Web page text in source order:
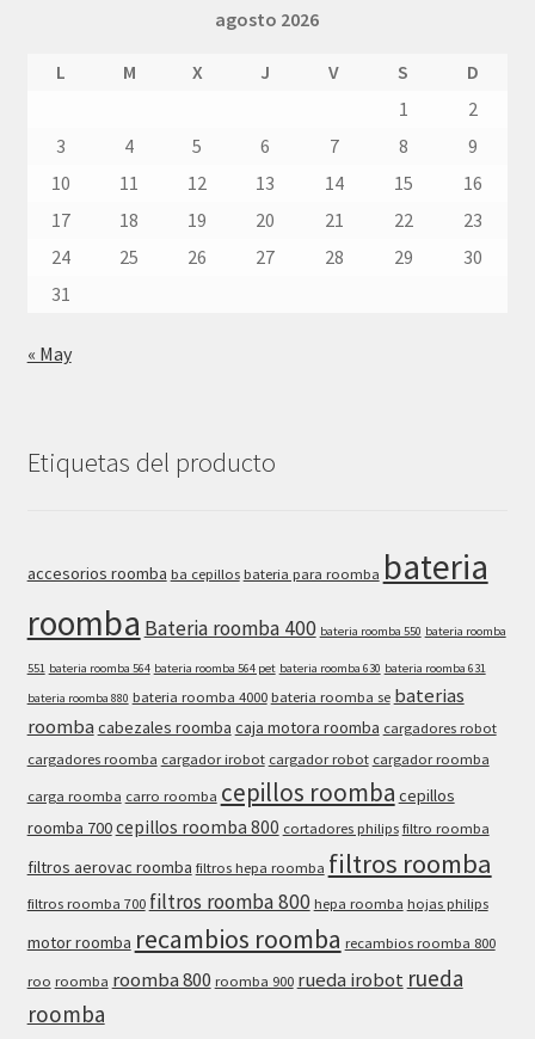
agosto 2026
L M X J V S
D
1
2
3
4 5 6 7 8
9
10
11 12 13 14 15
16
17
18 19 20 21 22
23
24
25 26 27 28 29
30
31
« May
Etiquetas del producto
accesorios roomba ba cepillos bateria para roomba bateria
roomba Bateria roomba 400 bateria roomba 550 bateria roomba
551 bateria roomba 564 bateria roomba 564 pet bateria roomba 630 bateria roomba 631
bateria roomba 880 bateria roomba 4000 bateria roomba se baterias
roomba cabezales roomba caja motora roomba cargadores robot
cargadores roomba cargador irobot cargador robot cargador roomba
carga roomba carro roomba cepillos roomba cepillos
roomba 700cepillos roomba 800 cortadores philips filtro roomba
filtros aerovac roomba filtros hepa roomba filtros roomba
filtros roomba 700 filtros roomba 800 hepa roomba hojas philips
motor roomba recambios roomba recambios roomba 800
roo roomba roomba 800 roomba 900 rueda irobot rueda
roomba